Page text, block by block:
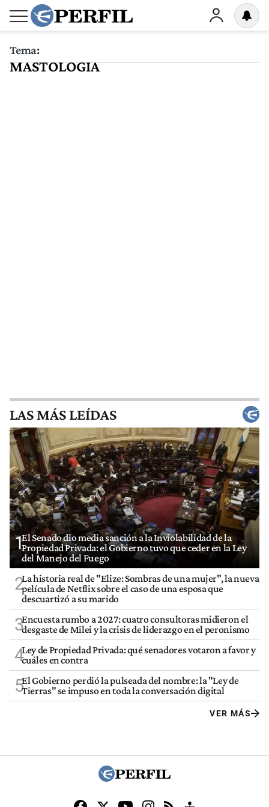
Tema:
MASTOLOGIA
LAS MÁS LEÍDAS
1El Senado dio media sanción a la Inviolabilidad de la
Propiedad Privada: el Gobierno tuvo que ceder en la Ley
del Manejo del Fuego
2La historia real de "Elize: Sombras de una mujer", la nueva
película de Netflix sobre el caso de una esposa que
descuartizó a su marido
3Encuesta rumbo a 2027: cuatro consultoras midieron el
desgaste de Milei y la crisis de liderazgo en el peronismo
4Ley de Propiedad Privada: qué senadores votaron a favor y
cuáles en contra
5El Gobierno perdió la pulseada del nombre: la "Ley de
Tierras" se impuso en toda la conversación digital
VER MÁS